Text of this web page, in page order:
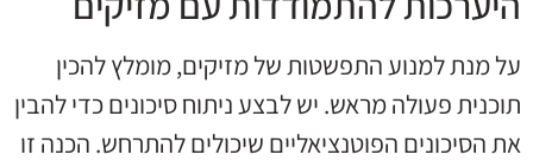
על מנת למנוע התפשטות של מזיקים, מומלץ להכין
תוכנית פעולה מראש. יש לבצע ניתוח סיכונים כדי להבין
את הסיכונים הפוטנציאליים שיכולים להתרחש. הכנה זו